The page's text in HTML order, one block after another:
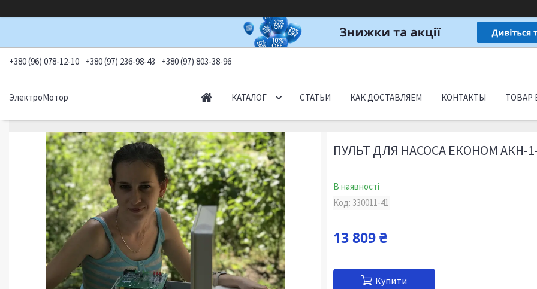
+380 (96) 078-12-10 +380 (97) 236-98-43 +380 (97) 803-38-96
ЭлектроМотор КАТАЛОГ СТАТЬИ КАК ДОСТАВЛЯЕМ КОНТАКТЫ ТОВАР
ПУЛЬТ ДЛЯ НАСОСА ЕКОНОМ АКН-
В наявності
Код:330011-41
13 809 ₴
Купити